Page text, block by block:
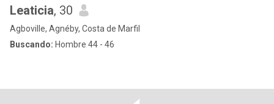
Leaticia, 30
Agboville, Agnéby, Costa de Marfil
Buscando: Hombre 44 - 46